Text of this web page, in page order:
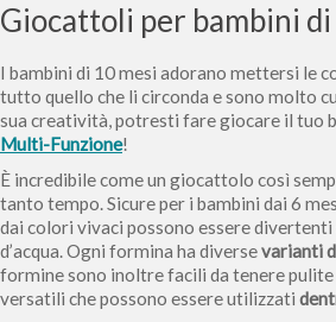
Giocattoli per bambini di
I bambini di 10 mesi adorano mettersi le
tutto quello che li circonda e sono molto
sua creatività, potresti fare giocare il tuo
Multi-Funzione!
È incredibile come un giocattolo così
tanto tempo. Sicure per i bambini dai 6
dai colori vivaci possono essere
d’acqua. Ogni formina ha diversevarianti
formine sono inoltre facili da tenere pulite
versatili che possono essere utilizzati